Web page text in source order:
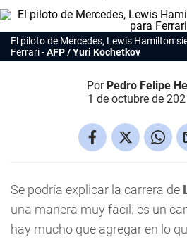
El piloto de Mercedes, Lewis Hamilton
Ferrari
AFP / Yuri Kochetkov
Por Pedro Felipe
1 de octubre de
Se podría explicar la carrera de
una manera muy fácil: es un
hay mucho que agregar en lo